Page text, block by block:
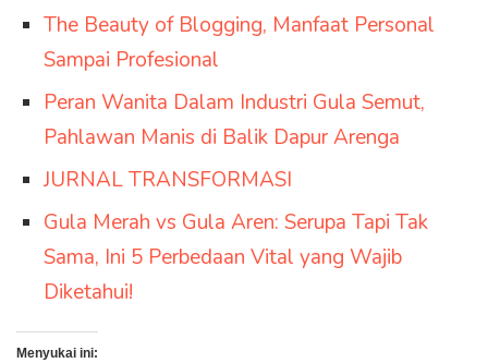
The Beauty of Blogging, Manfaat Personal
Sampai Profesional
Peran Wanita Dalam Industri Gula Semut,
Pahlawan Manis di Balik Dapur Arenga
JURNAL TRANSFORMASI
Gula Merah vs Gula Aren: Serupa Tapi Tak
Sama, Ini 5 Perbedaan Vital yang Wajib
Diketahui!
Menyukai ini: